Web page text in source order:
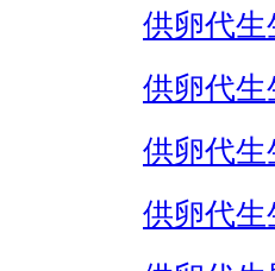
供卵代生
供卵代
供卵代生
供卵代生